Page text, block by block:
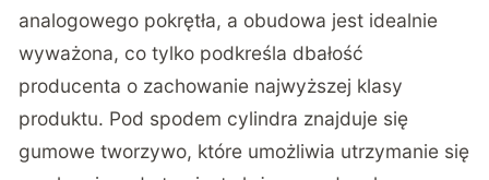
analogowego pokrętła, a obudowa jest idealnie
wyważona, co tylko podkreśla dbałość
producenta o zachowanie najwyższej klasy
produktu. Pod spodem cylindra znajduje się
gumowe tworzywo, które umożliwia utrzymanie się